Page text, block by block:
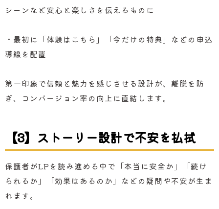
シーンなど安心と楽しさを伝えるものに
・最初に「体験はこちら」「今だけの特典」などの申込
導線を配置
第一印象で信頼と魅力を感じさせる設計が、離脱を防
ぎ、コンバージョン率の向上に直結します。
【3】ストーリー設計で不安を払拭
保護者がLPを読み進める中で「本当に安全か」「続け
られるか」「効果はあるのか」などの疑問や不安が生ま
れます。